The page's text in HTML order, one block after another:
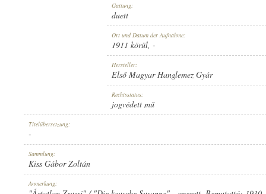
ELSŐ MAGYAR HANGLEMEZ GYÁR
10315
Gattung:
duett
Ort und Datum der Aufnahme:
1911 körül, -
Hersteller:
Első Magyar Hanglemez Gyár
Rechtsstatus:
jogvédett mű
Titelübersetzung:
-
Sammlung:
Kiss Gábor Zoltán
Anmerkung: